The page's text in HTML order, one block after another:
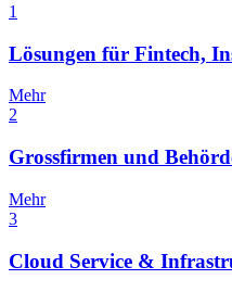
1
Lösungen für Fintech,
Mehr
2
Grossfirmen und
Mehr
3
Cloud Service &